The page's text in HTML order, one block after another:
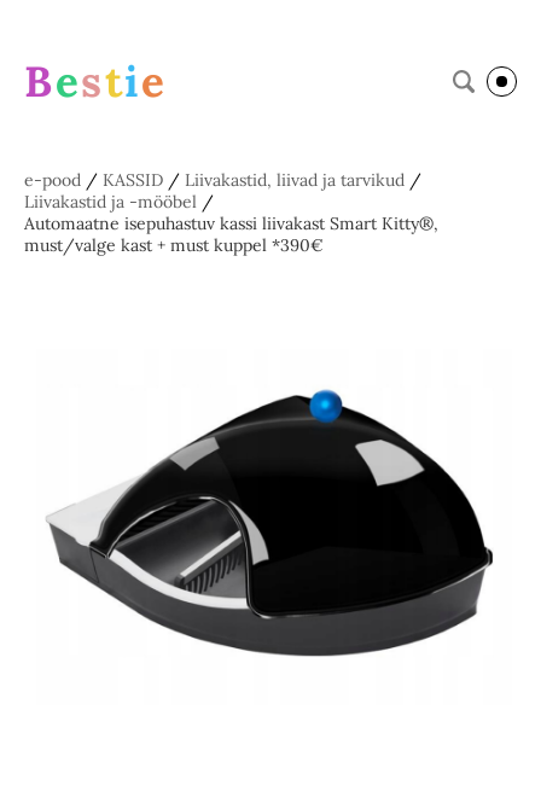
Bestie
e-pood / KASSID / Liivakastid, liivad ja tarvikud /
Liivakastid ja -mööbel /
Automaatne isepuhastuv kassi liivakast Smart Kitty®,
must/valge kast + must kuppel *390€